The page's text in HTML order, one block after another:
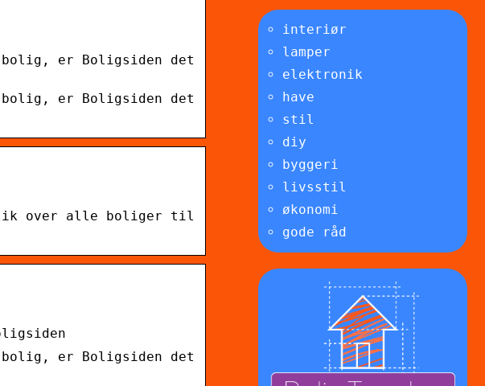
er Boligsiden det
er Boligsiden det
over alle boliger til
er Boligsiden det
interiør
lamper
elektronik
have
stil
diy
byggeri
livsstil
økonomi
gode råd